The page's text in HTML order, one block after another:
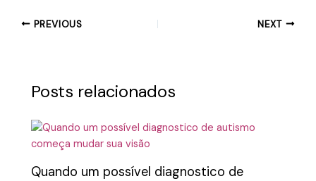
PREVIOUS NEXT
Posts relacionados
Quando um possível diagnostico de